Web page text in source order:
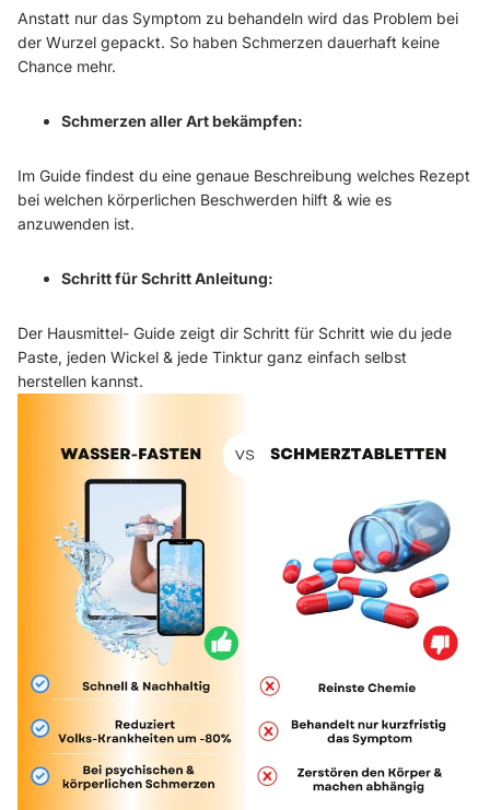
Anstatt nur das Symptom zu behandeln wird das Problem bei
der Wurzel gepackt. So haben Schmerzen dauerhaft keine
Chance mehr.
Schmerzen aller Art bekämpfen:
Im Guide findest du eine genaue Beschreibung welches Rezept
bei welchen körperlichen Beschwerden hilft & wie es
anzuwenden ist.
Schritt für Schritt Anleitung:
Der Hausmittel- Guide zeigt dir Schritt für Schritt wie du jede
Paste, jeden Wickel & jede Tinktur ganz einfach selbst
herstellen kannst.